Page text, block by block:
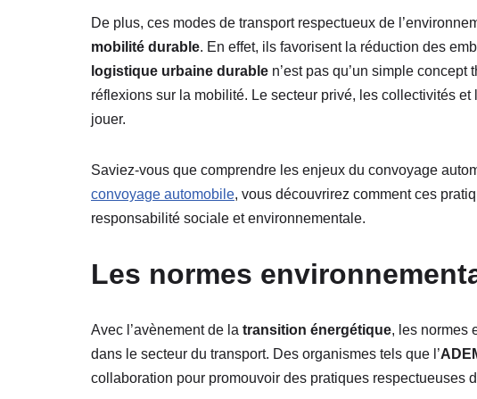
De plus, ces modes de transport respectueux de
mobilité durable. En effet, ils favorisent la réduction des
logistique urbaine durable n’est pas qu’un simple
réflexions sur la mobilité. Le secteur privé, les collectivités
jouer.
Saviez-vous que comprendre les enjeux du convoyage
convoyage automobile, vous découvrirez comment ces
responsabilité sociale et environnementale.
Les normes
Avec l’avènement de la transition énergétique, les normes
dans le secteur du transport. Des organismes tels que l’
collaboration pour promouvoir des pratiques respectueuses